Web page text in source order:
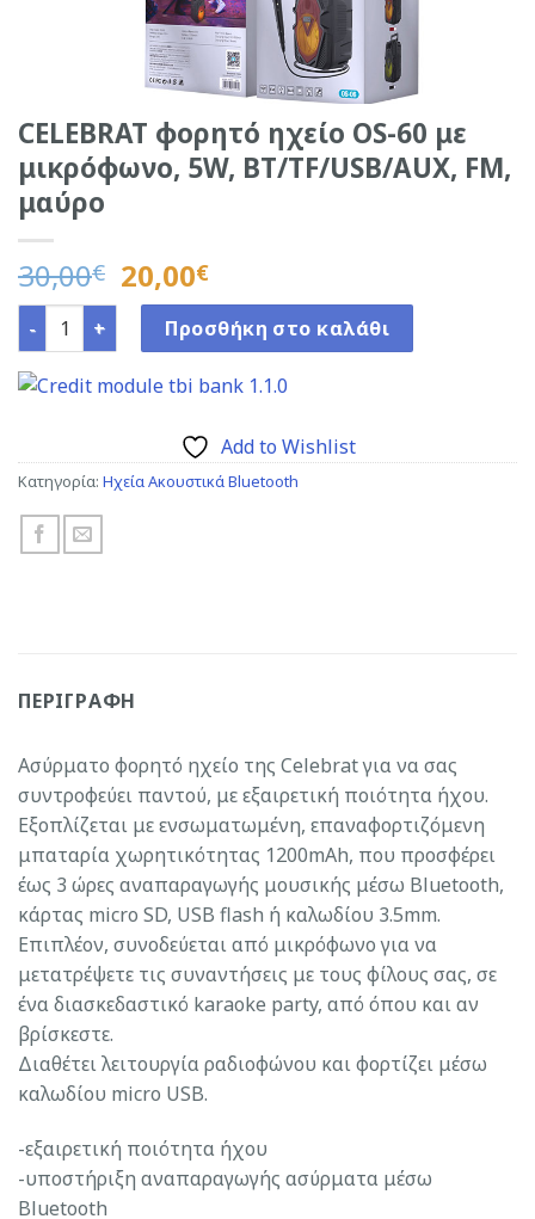
CELEBRAT φορητό ηχείο OS-60 με
μικρόφωνο, 5W, BT/TF/USB/AUX, FM,
μαύρο
30,00€ Original
price
was:
30,00€.
20,00€Η
τρέχουσα
τιμή
είναι:
20,00€.
CELEBRAT φορητό ηχείο OS-60 με μικρόφωνο, 5W, BT/
Προσθήκη στο καλάθι
Add to Wishlist
Κατηγορία: Ηχεία Ακουστικά Bluetooth
ΠΕΡΙΓΡΑΦΉ
Ασύρματο φορητό ηχείο της Celebrat για να σας
συντροφεύει παντού, με εξαιρετική ποιότητα ήχου.
Εξοπλίζεται με ενσωματωμένη, επαναφορτιζόμενη
μπαταρία χωρητικότητας 1200mAh, που προσφέρει
έως 3 ώρες αναπαραγωγής μουσικής μέσω Bluetooth,
κάρτας micro SD, USB flash ή καλωδίου 3.5mm.
Επιπλέον, συνοδεύεται από μικρόφωνο για να
μετατρέψετε τις συναντήσεις με τους φίλους σας, σε
ένα διασκεδαστικό karaoke party, από όπου και αν
βρίσκεστε.
Διαθέτει λειτουργία ραδιοφώνου και φορτίζει μέσω
καλωδίου micro USB.
-εξαιρετική ποιότητα ήχου
-υποστήριξη αναπαραγωγής ασύρματα μέσω
Bluetooth